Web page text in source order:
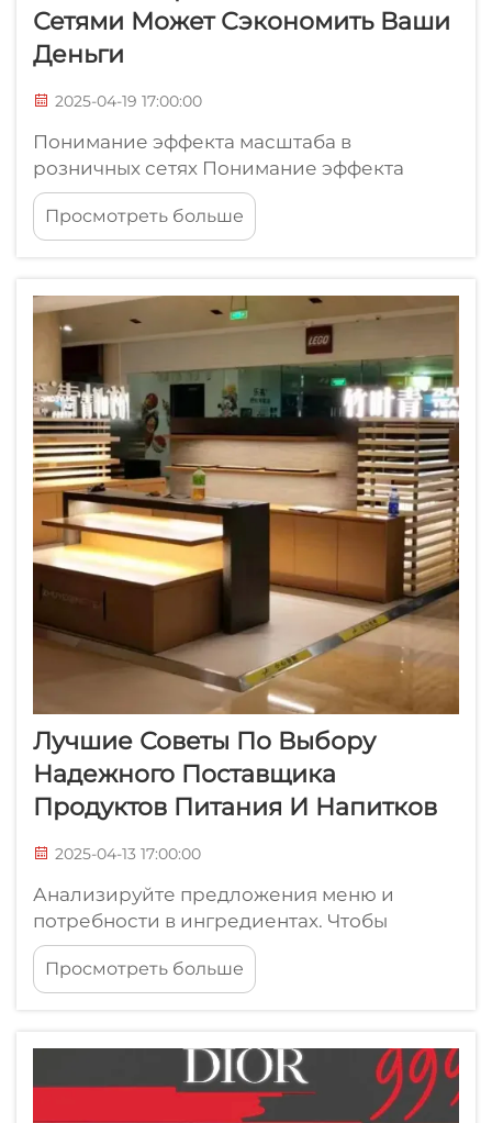
Сетями Может Сэкономить Ваши
Деньги
2025-04-19 17:00:00
Понимание эффекта масштаба в
розничных сетях Понимание эффекта
масштаба действительно помогает
объяснить, почему крупные розничные
сети имеют такое преимущество на рынке.
преимущество, потому что они работают в
очень большом масштабе...
Просмотреть больше
Лучшие Советы По Выбору
Надежного Поставщика
Продуктов Питания И Напитков
2025-04-13 17:00:00
Анализируйте предложения меню и
потребности в ингредиентах. Чтобы
определить, что именно необходимо для
операционной деятельности,
внимательно изучите, какие именно
подаются. Начните с базового списка всех
различных блюд и напитков, доступных...
Просмотреть больше